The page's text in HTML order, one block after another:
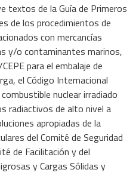
textos de la Guía de Primeros
de los procedimientos de
con mercancías
y/o contaminantes marinos,
para el embalaje de
el Código Internacional
nuclear irradiado
radiactivos de alto nivel a
apropiadas de la
del Comité de Seguridad
de Facilitación y del
y Cargas Sólidas y